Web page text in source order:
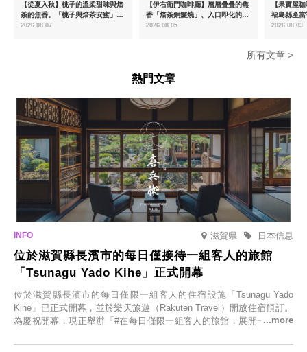
【從夏入秋】桃子的溫柔甜味與焙
茶的焦香。「桃子與焙茶安蜜」將
於8月中旬起限時販售
2026.08.07
【伊右衛門咖啡廳】層層疊疊的焦
香「焙茶銅鑼燒」、入口即化的
「宇治抹茶提拉米蘇」全新登場
2026.08.05
【果實屋
福島縣產
2026.08.03
所有文章 >
熱門文章
滋賀県 日本信息
位於滋賀縣長濱市的每日僅接待一組客人的旅館
「Tsunagu Yado Kihe」正式開幕
位於滋賀縣長濱市的每日僅限一組客人的住宿設施「Tsunagu Yado
Kihe」已正式開幕，並於樂天旅遊（Rakuten Travel）開放住宿預訂。
為慶祝開幕，現正舉辦「#在每日僅限一組客人的旅館，展開一生一次
人的旅館，您才能在此與重要的人共度獨一無二的特別時光。